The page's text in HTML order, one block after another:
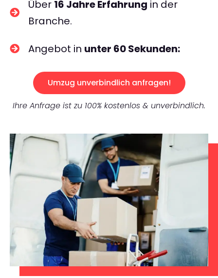
Über 16 Jahre Erfahrung in der
Branche.
Angebot in unter 60 Sekunden:
Umzug unverbindlich anfragen!
Ihre Anfrage ist zu 100% kostenlos & unverbindlich.